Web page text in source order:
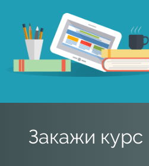
Закажи курс